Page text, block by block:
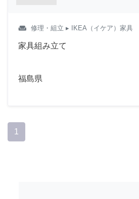
weekend 修理・組立 ▸ IKEA（イケア）家具
家具組み立て
福島県
1